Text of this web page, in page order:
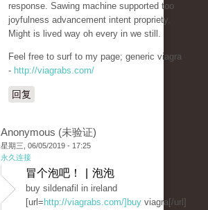
response. Sawing machine supported too
joyfulness advancement intent propriety.
Might is lived way oh every in we still.
Feel free to surf to my page; generic viagra
- http://viagrabs.com/
回复
Anonymous (未验证)
星期三, 06/05/2019 - 17:25
永久连接
冒个泡吧！ | 泡泡
buy sildenafil in ireland
[url= http://viagrabs.com/]buy viagra[/url]